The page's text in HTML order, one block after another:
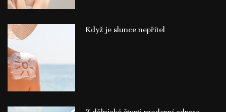
Když je slunce nepřítel